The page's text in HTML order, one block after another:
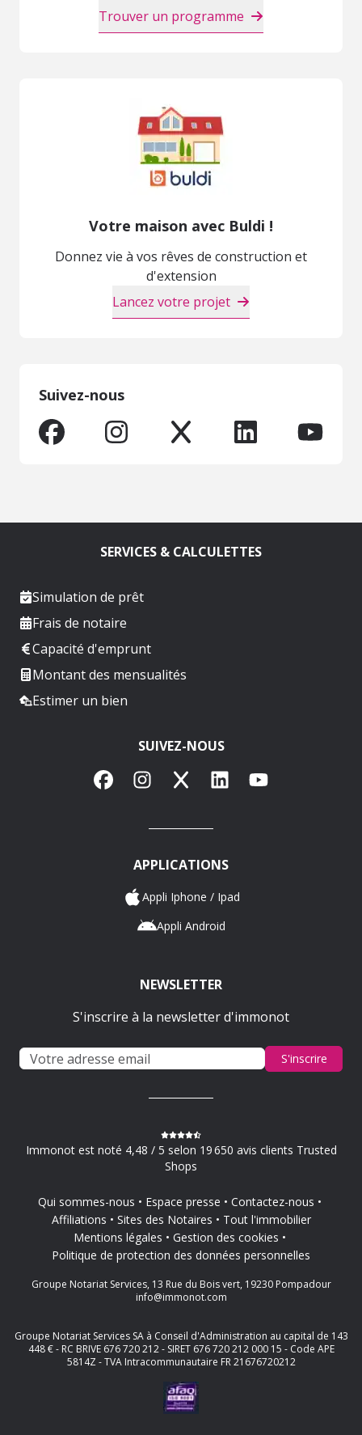
Trouver un programme
Votre maison avec Buldi !
Donnez vie à vos rêves de construction et
d'extension
Lancez votre projet
Suivez-nous
SERVICES & CALCULETTES
Simulation de prêt
Frais de notaire
Capacité d'emprunt
Montant des mensualités
Estimer un bien
SUIVEZ-NOUS
FacebookInstagram
X LinkedInYouTube
APPLICATIONS
Appli Iphone / Ipad
Appli Android
NEWSLETTER
S'inscrire à la newsletter d'immonot
S'inscrire
Immonot est noté 4,48 / 5 selon 19 650 avis clients Trusted
Shops
Qui sommes-nous Espace presse
Contactez-nous
Affiliations
Sites des Notaires
Tout l'immobilier
Mentions légales
Gestion des cookies
Politique de protection des données personnelles
Groupe Notariat Services, 13 Rue du Bois vert, 19230 Pompadour
info@immonot.com
Groupe Notariat Services SA à Conseil d'Administration au capital de 143
448 € - RC BRIVE 676 720 212 - SIRET 676 720 212 000 15 - Code APE
5814Z - TVA Intracommunautaire FR 21676720212